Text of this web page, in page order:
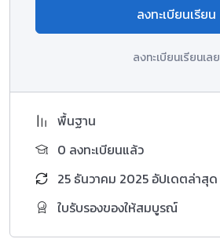
ลงทะเบียนเรียน
ลงทะเบียนเรียนเลย
พื้นฐาน
0 ลงทะเบียนแล้ว
25 ธันวาคม 2025 อัปเดตล่าสุด
ใบรับรองของให้สมบูรณ์